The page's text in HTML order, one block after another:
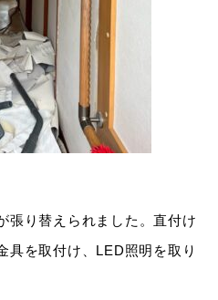
張り替えられました。直付け
具を取付け、LED照明を取り